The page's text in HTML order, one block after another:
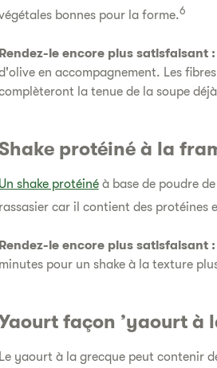
bonnes pour la forme.6
Rendez-le encore plus satisfaisant :
en accompagnement. Les
la tenue de la soupe
protéiné à la
Un shake protéinéà base de poudre
rassasier car il contient des protéines
Rendez-le encore plus satisfaisant :
minutes pour un shake à la texture
façon ’yaourt à
Le yaourt à la grecque peut contenir